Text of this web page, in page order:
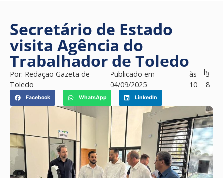
Secretário de Estado
visita Agência do
Trabalhador de Toledo
Por: Redação Gazeta de
Toledo
Publicado em
04/09/2025
às
10
h3
8
Facebook WhatsApp LinkedIn